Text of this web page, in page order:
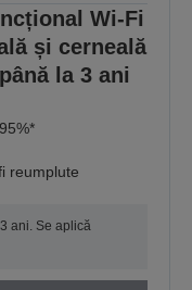
Wi-Fi
și cerneală
la 3 ani
reumplute
ani. Se aplică